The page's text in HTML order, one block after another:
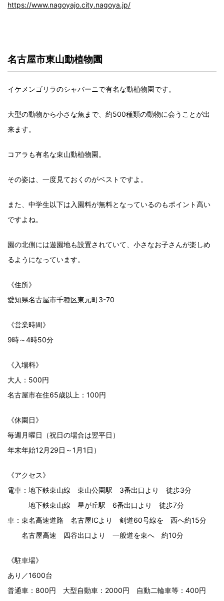
https://www.nagoyajo.city.nagoya.jp/
名古屋市東山動植物園
イケメンゴリラのシャバーニで有名な動植物園です。
大型の動物から小さな魚まで、約500種類の動物に会うことが出
来ます。
コアラも有名な東山動植物園。
その姿は、一度見ておくのがベストですよ。
また、中学生以下は入園料が無料となっているのもポイント高い
ですよね。
園の北側には遊園地も設置されていて、小さなお子さんが楽しめ
るようになっています。
《住所》
愛知県名古屋市千種区東元町3-70
《営業時間》
9時～4時50分
《入場料》
大人：500円
名古屋市在住65歳以上：100円
《休園日》
毎週月曜日（祝日の場合は翌平日）
年末年始12月29日～1月1日）
《アクセス》
電車：地下鉄東山線 東山公園駅 3番出口より 徒歩3分
地下鉄東山線 星が丘駅 6番出口より 徒歩7分
車：東名高速道路 名古屋ICより 剣道60号線を 西へ約15分
名古屋高速 四谷出口より 一般道を東へ 約10分
《駐車場》
あり／1600台
普通車：800円 大型自動車：2000円 自動二輪車等：400円